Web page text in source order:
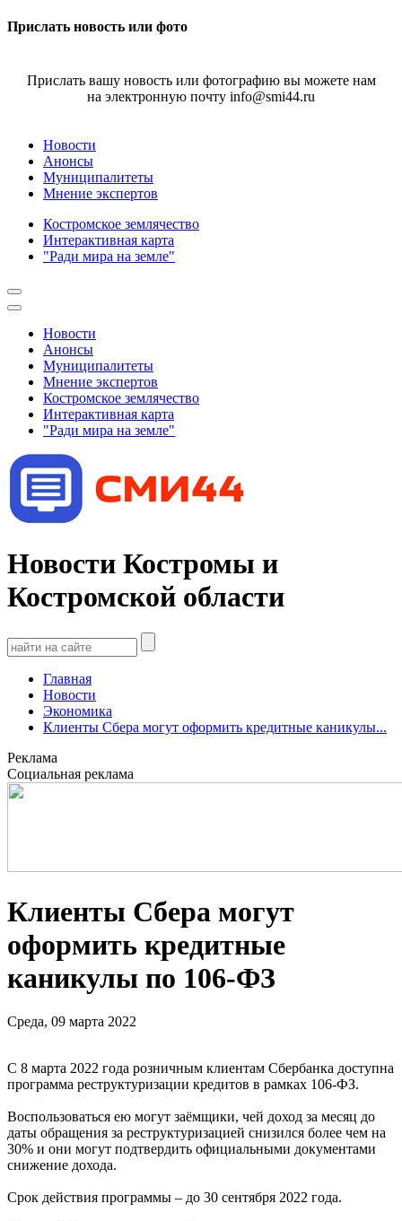
Прислать новость или фото
Прислать вашу новость или фотографию вы можете нам
на электронную почту info@smi44.ru
Новости
Анонсы
Муниципалитеты
Мнение экспертов
Костромское землячество
Интерактивная карта
"Ради мира на земле"
Новости
Анонсы
Муниципалитеты
Мнение экспертов
Костромское землячество
Интерактивная карта
"Ради мира на земле"
Новости Костромы и
Костромской области
Главная
Новости
Экономика
Клиенты Сбера могут оформить кредитные каникулы...
Реклама
Социальная реклама
Клиенты Сбера могут
оформить кредитные
каникулы по 106-ФЗ
Среда, 09 марта 2022
С 8 марта 2022 года розничным клиентам Сбербанка доступна
программа реструктуризации кредитов в рамках 106-ФЗ.
Воспользоваться ею могут заёмщики, чей доход за месяц до
даты обращения за реструктуризацией снизился более чем на
30% и они могут подтвердить официальными документами
снижение дохода.
Срок действия программы – до 30 сентября 2022 года.